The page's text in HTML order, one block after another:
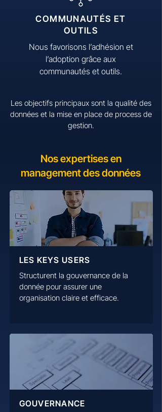
COMMUNAUTÉS ET
OUTILS
Nous favorisons l’adhésion et
l’adoption grâce aux
communautés et outils.
Les objectifs principaux sont la qualité des
données et la mise en place de process de
gestion.​
Nos expertises en
management des données
LES KEYS USERS
Structurent la gouvernance de la
donnée pour assurer une
organisation claire et efficace.
GOUVERNANCE